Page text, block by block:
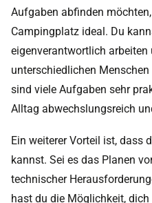
Aufgaben abfinden
Campingplatz ideal. Du
eigenverantwortlich
unterschiedlichen
sind viele Aufgaben sehr
Alltag abwechslungsreich
Ein weiterer Vorteil ist, dass
kannst. Sei es das Planen
technischer
hast du die Möglichkeit,